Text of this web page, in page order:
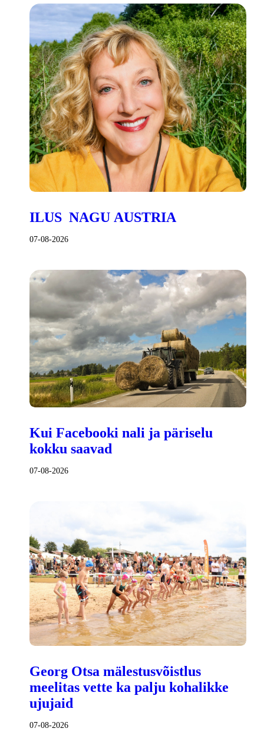
ILUS NAGU AUSTRIA
07-08-2026
Kui Facebooki nali ja päriselu
kokku saavad
07-08-2026
Georg Otsa mälestusvõistlus
meelitas vette ka palju kohalikke
ujujaid
07-08-2026